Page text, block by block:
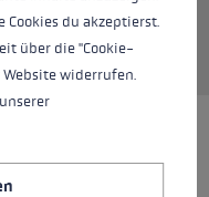
Cookies du akzeptierst.
über die "Cookie-
widerrufen.